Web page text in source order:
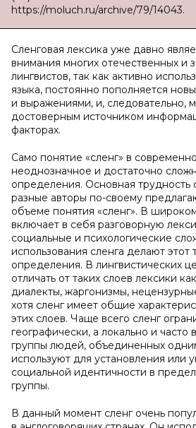
https://moluch.ru/archive/79/14043.
Сленговая лексика уже давно
внимания многих отечественных и
лингвистов, так как активно
языка, постоянно пополняется
и выражениями, и, следовательно,
достоверным источником
факторах.
Само понятие «сленг» в
неоднозначное и достаточно
определения. Основная трудность
разные авторы по-своему
объеме понятия «сленг». В
включает в себя разговорную
социальные и психологические
использования сленга делают
определения. В лингвистических
отличать от таких слоев лексики
диалекты, жаргонизмы,
хотя сленг имеет общие
этих слоев. Чаще всего сленг
географически, а локально и часто
группы людей, объединенных
используют для установления или
социальной идентичности в
группы.
В данный момент сленг очень